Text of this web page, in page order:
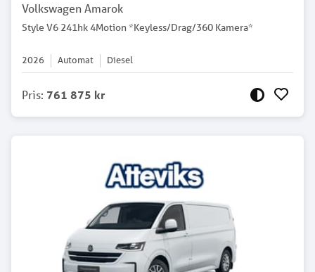
Volkswagen Amarok
Style V6 241hk 4Motion *Keyless/Drag/360 Kamera*
2026 Automat Diesel
Pris: 761 875 kr